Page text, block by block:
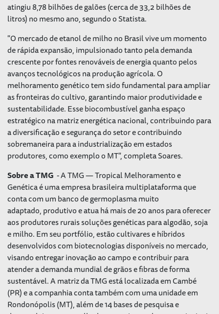
atingiu 8,78 bilhões de galões (cerca de 33,2 bilhões de
litros) no mesmo ano, segundo o Statista.
"O mercado de etanol de milho no Brasil vive um momento
de rápida expansão, impulsionado tanto pela demanda
crescente por fontes renováveis de energia quanto pelos
avanços tecnológicos na produção agrícola. O
melhoramento genético tem sido fundamental para ampliar
as fronteiras do cultivo, garantindo maior produtividade e
sustentabilidade. Esse biocombustível ganha espaço
estratégico na matriz energética nacional, contribuindo para
a diversificação e segurança do setor e contribuindo
sobremaneira para a industrialização em estados
produtores, como exemplo o MT", completa Soares.
Sobre a TMG - A TMG — Tropical Melhoramento e
Genética é uma empresa brasileira multiplataforma que
conta com um banco de germoplasma muito
adaptado, produtivo e atua há mais de 20 anos para oferecer
aos produtores rurais soluções genéticas para algodão, soja
e milho. Em seu portfólio, estão cultivares e híbridos
desenvolvidos com biotecnologias disponíveis no mercado,
visando entregar inovação ao campo e contribuir para
atender a demanda mundial de grãos e fibras de forma
sustentável. A matriz da TMG está localizada em Cambé
(PR) e a companhia conta também com uma unidade em
Rondonópolis (MT), além de 14 bases de pesquisa e